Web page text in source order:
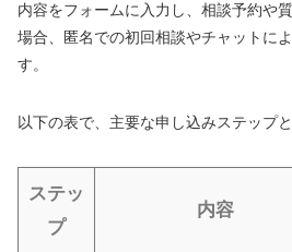
内容をフォームに入力し、相談予約や
場合、匿名での初回相談やチャットに
す。
以下の表で、主要な申し込みステップ
ステッ
プ
内容